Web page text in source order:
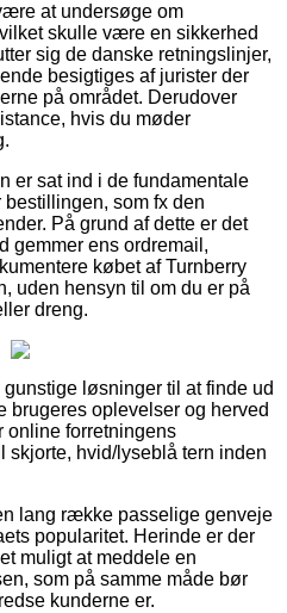
at undersøge om
skulle være en sikkerhed
sig de danske retningslinjer,
besigtiges af jurister der
på området. Derudover
hvis du møder
er sat ind i de fundamentale
som fx den
På grund af dette er det
gemmer ens ordremail,
købet af Turnberry
uden hensyn til om du er på
dreng.
løsninger til at finde ud
brugeres oplevelser og herved
online forretningens
skjorte, hvid/lyseblå tern inden
lang række passelige genveje
popularitet. Herinde er der
muligt at meddele en
som på samme måde bør
kunderne er.